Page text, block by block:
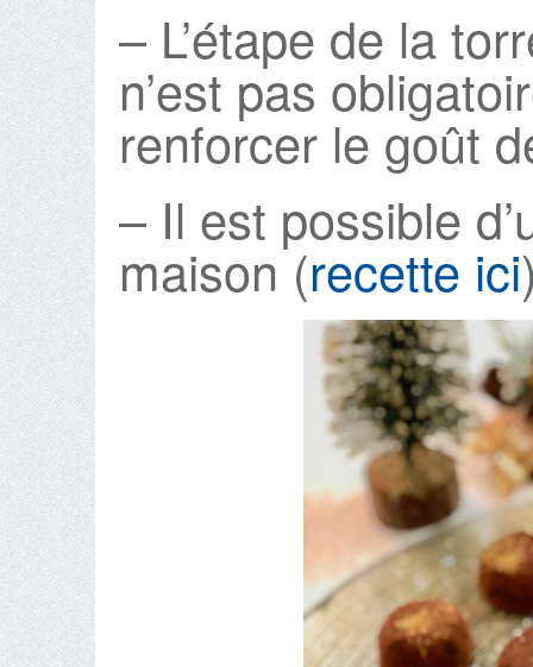
– L’étape de la
n’est pas
renforcer le goût
– Il est possible
maison (recette ici